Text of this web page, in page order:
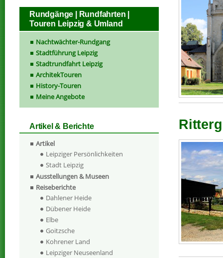
Rundgänge | Rundfahrten |
Touren Leipzig & Umland
Nachtwächter-Rundgang
Stadtführung Leipzig
Stadtrundfahrt Leipzig
ArchitekTouren
History-Touren
Meine Angebote
Artikel & Berichte
Artikel
Leipziger Persönlichkeiten
Stadt Leipzig
Ausstellungen & Museen
Reiseberichte
Dahlener Heide
Dübener Heide
Elbe
Goitzsche
Kohrener Land
Leipziger Neuseenland